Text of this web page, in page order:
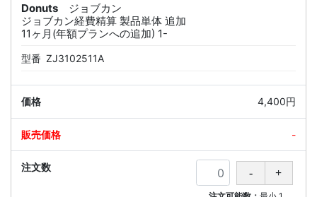
Donuts
ジョブカン
ジョブカン経費精算 製品単体 追加
11ヶ月(年額プランへの追加) 1-
型番 ZJ3102511A
4,400円
-